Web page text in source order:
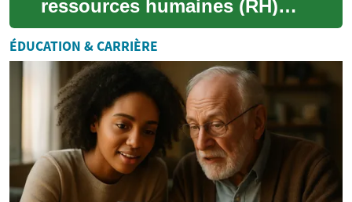
ressources humaines (RH)
représente une solution
stratégique permettant aux
entreprises de tout...
ÉDUCATION & CARRIÈRE